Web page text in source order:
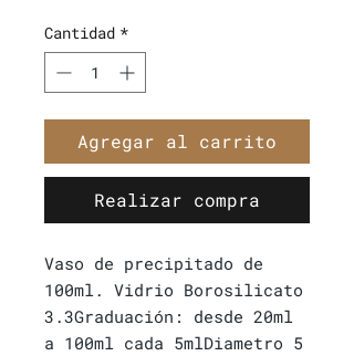
Cantidad *
Agregar al carrito
Realizar compra
Vaso de precipitado de
100ml. Vidrio Borosilicato
3.3Graduación: desde 20ml
a 100ml cada 5mlDiametro 5